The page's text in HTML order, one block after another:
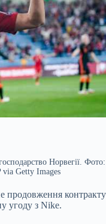
Норвегії. Фото:
Getty Images
продовження контракту
угоду з Nike.